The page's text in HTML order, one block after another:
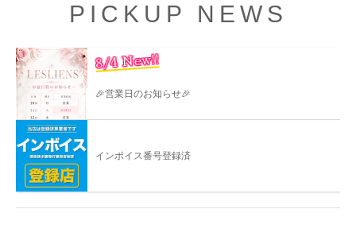
PICKUP NEWS
8/4 New!!
🎉営業日のお知らせ🎉
インボイス番号登録済